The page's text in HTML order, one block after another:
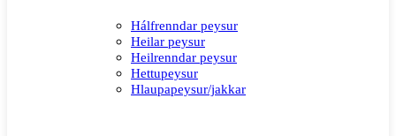
Hálfrenndar peysur
Heilar peysur
Heilrenndar peysur
Hettupeysur
Hlaupapeysur/jakkar